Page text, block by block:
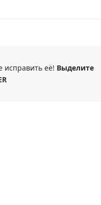
исправить её! Выделите